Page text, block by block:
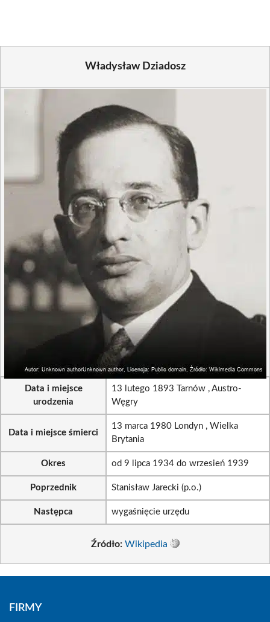
Władysław Dziadosz
Data i miejsce
urodzenia
13 lutego 1893 Tarnów , Austro-
Węgry
Data i miejsce śmierci
13 marca 1980 Londyn , Wielka
Brytania
Okres od 9 lipca 1934 do wrzesień 1939
Poprzednik Stanisław Jarecki (p.o.)
Następca wygaśnięcie urzędu
Źródło: Wikipedia
FIRMY